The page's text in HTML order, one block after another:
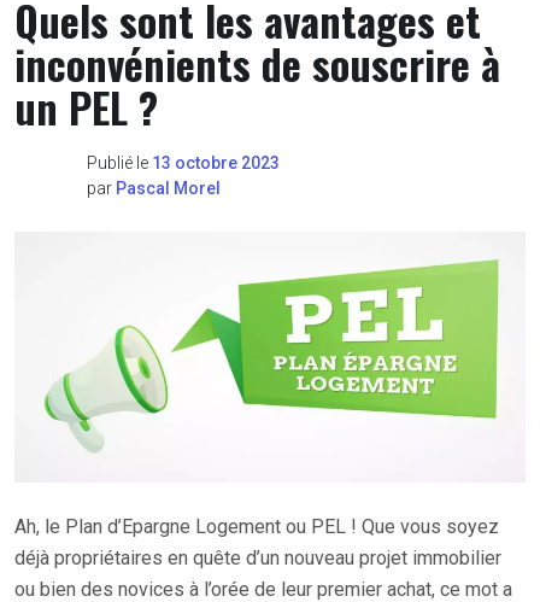
Quels sont les avantages et
inconvénients de souscrire à
un PEL ?
Publié le 13 octobre 2023
par Pascal Morel
Ah, le Plan d’Epargne Logement ou PEL ! Que vous soyez
déjà propriétaires en quête d’un nouveau projet immobilier
ou bien des novices à l’orée de leur premier achat, ce mot a